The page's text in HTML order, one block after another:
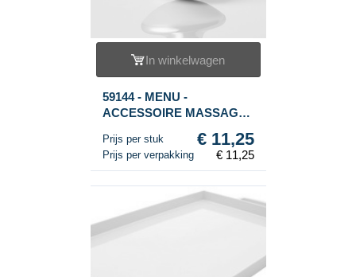
In winkelwagen
59144 - MENU -
ACCESSOIRE MASSAGE
Prijs per stuk € 11,25
Prijs per verpakking € 11,25